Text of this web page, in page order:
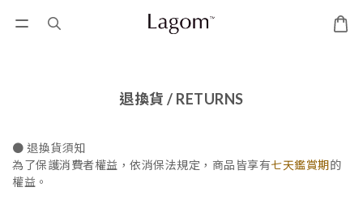
退換貨 / RETURNS
● 退換貨須知
為了保護消費者權益，依消保法規定，商品皆享有七天鑑賞期的
權益。